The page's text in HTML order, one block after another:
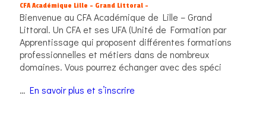
CFA Académique Lille – Grand Littoral –
Bienvenue au CFA Académique de Lille – Grand
Littoral. Un CFA et ses UFA (Unité de Formation par
Apprentissage qui proposent différentes formations
professionnelles et métiers dans de nombreux
domaines. Vous pourrez échanger avec des spéci
… En savoir plus et s’inscrire